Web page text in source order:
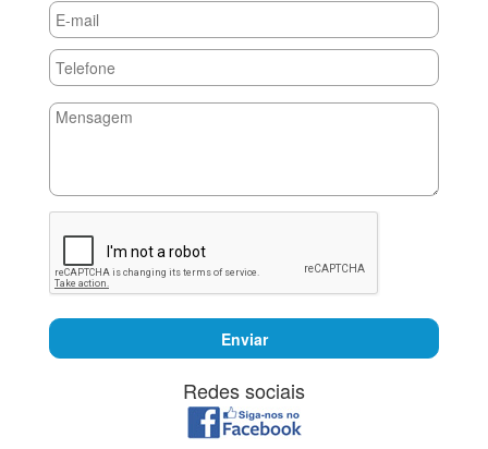
Enviar
Redes sociais